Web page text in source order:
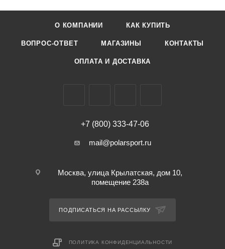
О КОМПАНИИ КАК КУПИТЬ
ВОПРОС-ОТВЕТ МАГАЗИНЫ КОНТАКТЫ
ОПЛАТА И ДОСТАВКА
+7 (800) 333-47-06
mail@polarsport.ru
Москва, улица Крылатская, дом 10,
помещение 238а
ПОДПИСАТЬСЯ НА РАССЫЛКУ
ПОЛИТИКА КОНФИДЕНЦИАЛЬНОСТИ